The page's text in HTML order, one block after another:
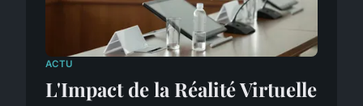
ACTU
L'Impact de la Réalité Virtuelle